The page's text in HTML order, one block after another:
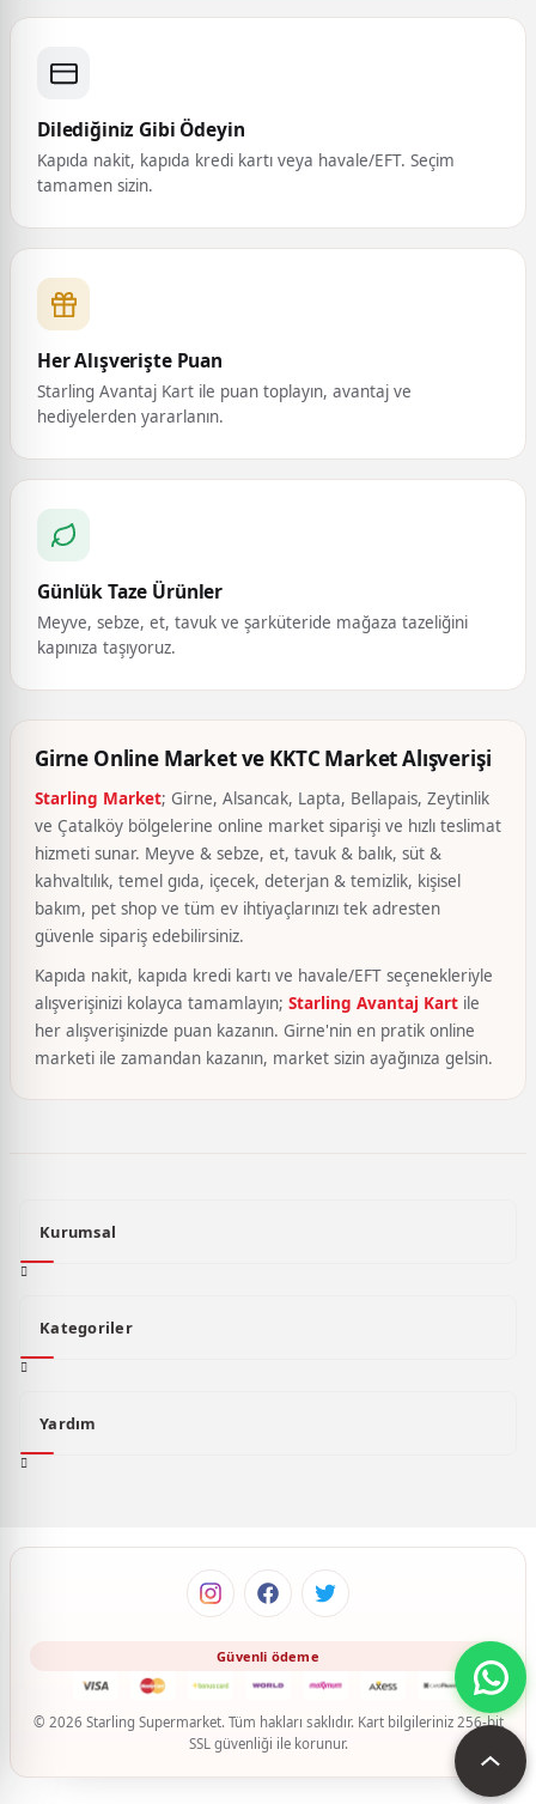
Dilediğiniz Gibi Ödeyin
Kapıda nakit, kapıda kredi kartı veya havale/EFT. Seçim
tamamen sizin.
Her Alışverişte Puan
Starling Avantaj Kart ile puan toplayın, avantaj ve
hediyelerden yararlanın.
Günlük Taze Ürünler
Meyve, sebze, et, tavuk ve şarküteride mağaza tazeliğini
kapınıza taşıyoruz.
Girne Online Market ve KKTC Market Alışverişi
Starling Market; Girne, Alsancak, Lapta, Bellapais, Zeytinlik
ve Çatalköy bölgelerine online market siparişi ve hızlı teslimat
hizmeti sunar. Meyve & sebze, et, tavuk & balık, süt &
kahvaltılık, temel gıda, içecek, deterjan & temizlik, kişisel
bakım, pet shop ve tüm ev ihtiyaçlarınızı tek adresten
güvenle sipariş edebilirsiniz.
Kapıda nakit, kapıda kredi kartı ve havale/EFT seçenekleriyle
alışverişinizi kolayca tamamlayın; Starling Avantaj Kart ile
her alışverişinizde puan kazanın. Girne'nin en pratik online
marketi ile zamandan kazanın, market sizin ayağınıza gelsin.
Kurumsal
Kategoriler
Yardım
© 2026 Starling Supermarket. Tüm hakları saklıdır. Kart bilgileriniz 256-bit
SSL güvenliği ile korunur.